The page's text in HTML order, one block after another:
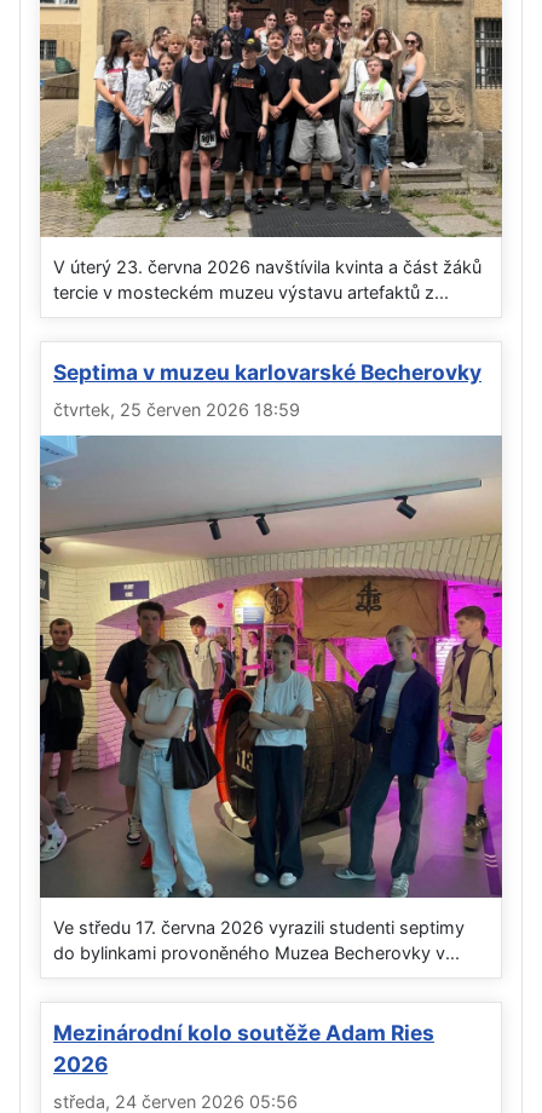
V úterý 23. června 2026 navštívila kvinta a část žáků
tercie v mosteckém muzeu výstavu artefaktů z...
Septima v muzeu karlovarské Becherovky
čtvrtek, 25 červen 2026 18:59
Ve středu 17. června 2026 vyrazili studenti septimy
do bylinkami provoněného Muzea Becherovky v...
Mezinárodní kolo soutěže Adam Ries
2026
středa, 24 červen 2026 05:56